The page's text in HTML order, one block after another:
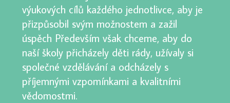
výukových cílů každého jednotlivce, aby je
přizpůsobil svým možnostem a zažil
úspěch Především však chceme, aby do
naší školy přicházely děti rády, užívaly si
společné vzdělávání a odcházely s
příjemnými vzpomínkami a kvalitními
vědomostmi.